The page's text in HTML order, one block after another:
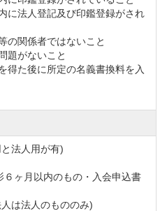
税込）→ 220,000円（税
します。
（税込）→【改定後】
円（税込）→【改定
に法人登記及び印鑑登録がされ
の関係者ではないこと
題がないこと
得た後に所定の名義書換料を入
法人用が有)
ヶ月以内のもの・入会申込書
は法人のもののみ)